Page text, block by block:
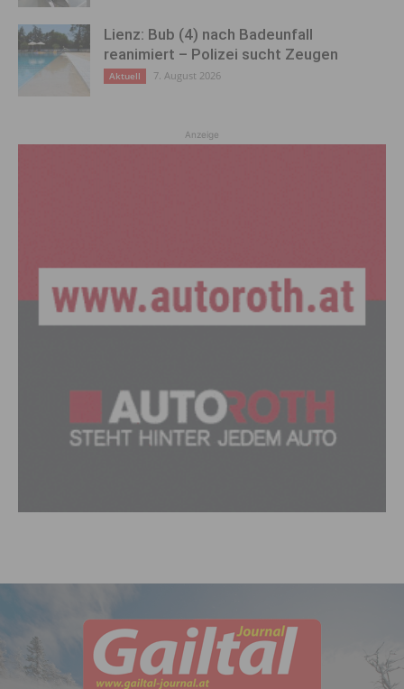
Lienz: Bub (4) nach Badeunfall
reanimiert – Polizei sucht Zeugen
Aktuell 7. August 2026
Anzeige